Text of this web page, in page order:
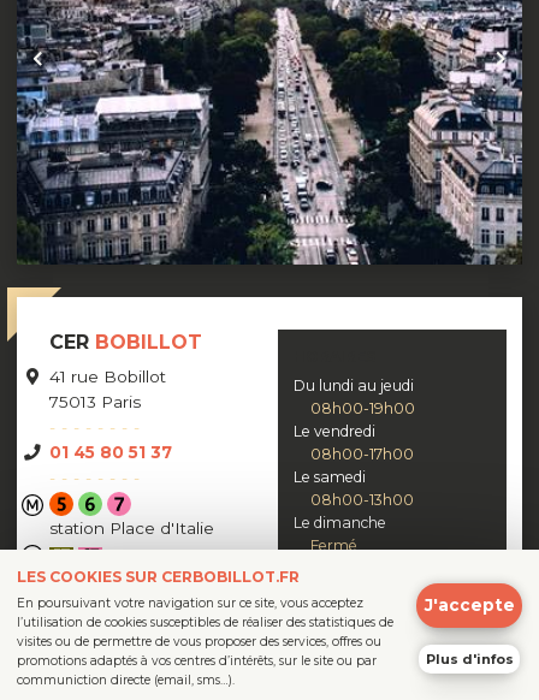
Précédent
CER BOBILLOT
41 rue Bobillot
75013 Paris
01 45 80 51 37
station Place d'Italie
arrêt Verlaine
Du lundi au jeudi
08h00-19h00
Le vendredi
08h00-17h00
Le samedi
08h00-13h00
Le dimanche
Fermé
Suivez-nous sur
LES COOKIES SUR CERBOBILLOT.FR
En poursuivant votre navigation sur ce site, vous acceptez
l’utilisation de cookies susceptibles de réaliser des statistiques de
visites ou de permettre de vous proposer des services, offres ou
promotions adaptés à vos centres d’intérêts, sur le site ou par
communiction directe (email, sms…).
J'accepte
Plus d'infos